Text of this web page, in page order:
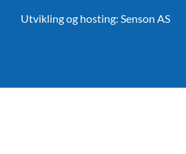
Utvikling og hosting: Senson AS